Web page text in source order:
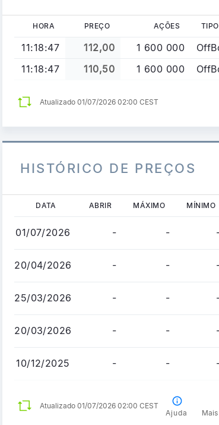
HORA PREÇO AÇÕES TIPO
11:18:47 112,00 1 600 000
11:18:47
110,50 1 600 000
Atualizado 01/07/2026 02:00 CEST
HISTÓRICO DE PREÇOS
Passar
o
principal
DATA ABRIR MÁXIMO MÍNIMO
01/07/2026 - -
20/04/2026 - -
25/03/2026 - -
20/03/2026 - -
10/12/2025 - -
Atualizado 01/07/2026 02:00 CEST
Ajuda